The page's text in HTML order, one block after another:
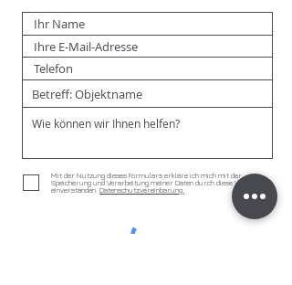
Mit der Nutzung dieses Formulars erkläre ich mich mit der
Speicherung und Verarbeitung meiner Daten durch diese Website
einverstanden. Datenschutzvereinbarung.